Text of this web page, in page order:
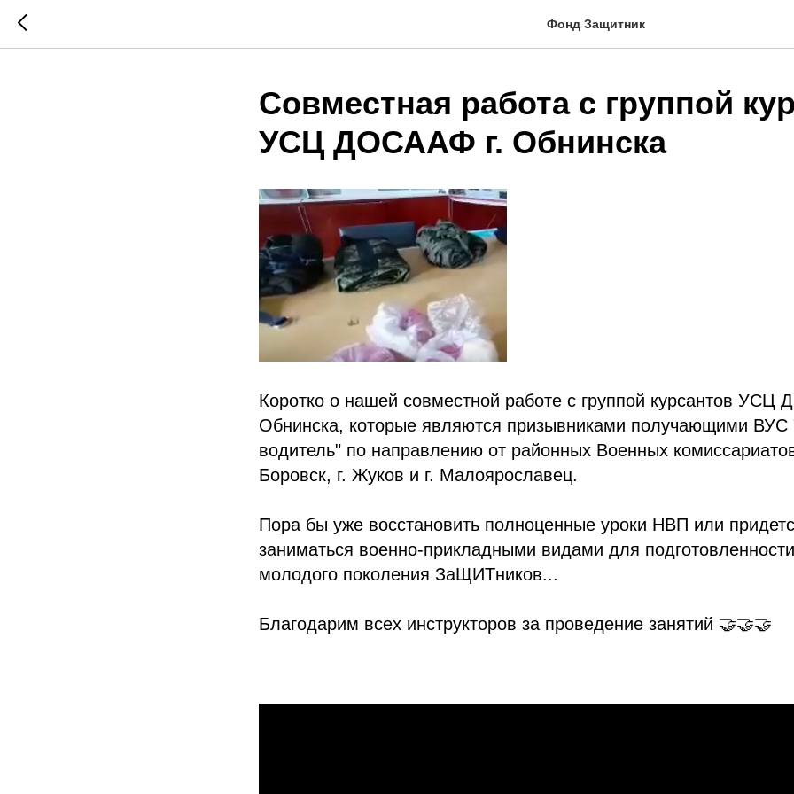
Фонд Защитник
Совместная работа с группой
УСЦ ДОСААФ г. Обнинска
Коротко о нашей совместной работе с группой курсантов УСЦ
Обнинска, которые являются призывниками получающими ВУС
водитель" по направлению от районных Военных
Боровск, г. Жуков и г. Малоярославец.
Пора бы уже восстановить полноценные уроки НВП или
заниматься военно-прикладными видами для
молодого поколения ЗаЩИТников...
Благодарим всех инструкторов за проведение занятий 🤝🤝🤝